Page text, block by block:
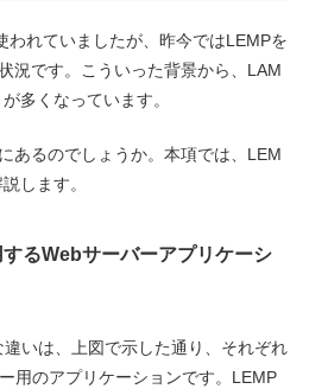
われていましたが、昨今ではLEMPを
況です。こういった背景から、LAM
多くなっています。
あるのでしょうか。本項では、LEM
します。
るWebサーバーアプリケーシ
いは、上図で示した通り、それぞれ
用のアプリケーションです。LEMP